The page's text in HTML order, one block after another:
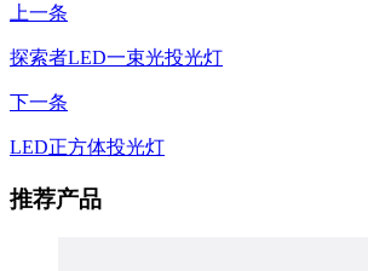
上一条
探索者LED一束光投光灯
下一条
LED正方体投光灯
推荐产品